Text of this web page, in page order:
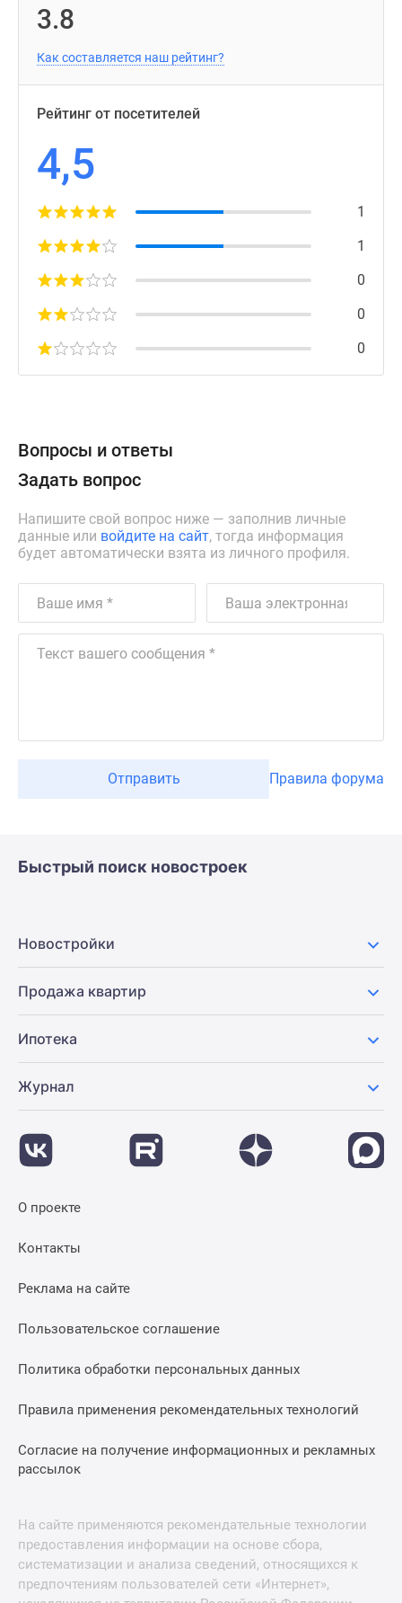
3.8
Как составляется наш рейтинг?
Рейтинг от посетителей
4,5
1
1
0
0
0
Вопросы и ответы
Задать вопрос
Напишите свой вопрос ниже — заполнив личные
данные или войдите на сайт, тогда информация
будет автоматически взята из личного профиля.
Отправить Правила форума
Быстрый поиск новостроек
Новостройки
Продажа квартир
Ипотека
Журнал
О проекте
Контакты
Реклама на сайте
Пользовательское соглашение
Политика обработки персональных данных
Правила применения рекомендательных технологий
Согласие на получение информационных и рекламных
рассылок
На сайте применяются рекомендательные технологии
предоставления информации на основе сбора,
систематизации и анализа сведений, относящихся к
предпочтениям пользователей сети «Интернет»,